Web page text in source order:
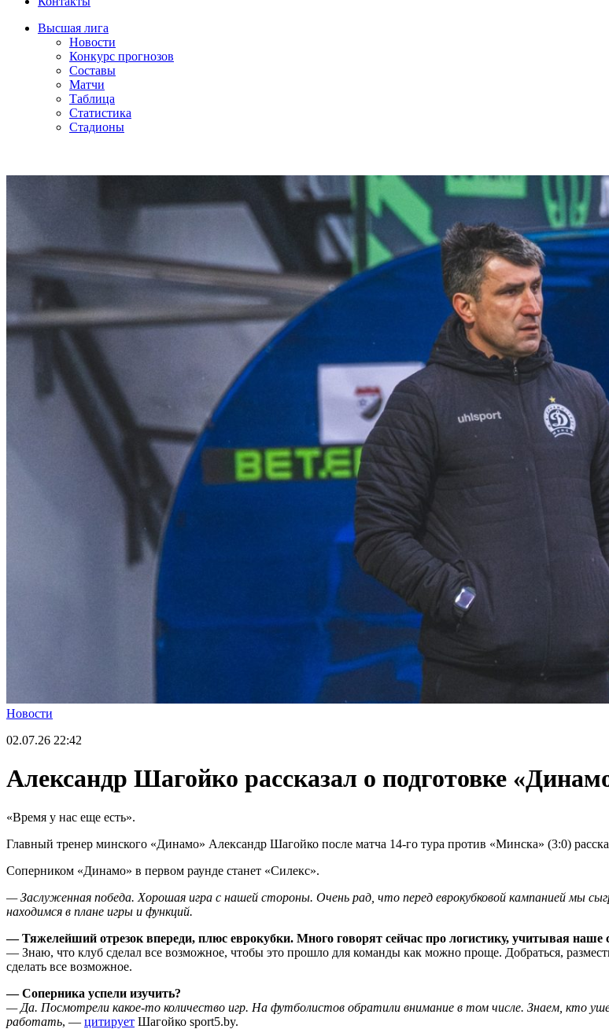
Высшая лига
Новости
Конкурс прогнозов
Составы
Матчи
Таблица
Статистика
Стадионы
Новости
02.07.26 22:42
Александр Шагойко рассказал о подготовке
«Время у нас еще есть».
Главный тренер минского «Динамо» Александр Шагойко после матча 14-го тура против «Минска» (3:0)
Соперником «Динамо» в первом раунде станет «Силекс».
— Заслуженная победа. Хорошая игра с нашей стороны. Очень рад, что перед еврокубковой кампанией мы
находимся в плане игры и функций.
— Тяжелейший отрезок впереди, плюс еврокубки. Много говорят сейчас про логистику, учитывая наше
— Знаю, что клуб сделал все возможное, чтобы это прошло для команды как можно проще. Добраться,
сделать все возможное.
— Соперника успели изучить?
— Да. Посмотрели какое-то количество игр. На футболистов обратили внимание в том числе. Знаем, кто
работать, — цитирует Шагойко sport5.by.